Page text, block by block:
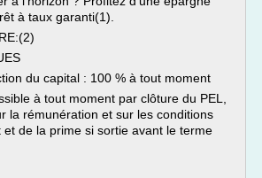
à taux garanti(1).
du capital : 100 % à tout moment
à tout moment par clôture du PEL,
la rémunération et sur les conditions
de la prime si sortie avant le terme